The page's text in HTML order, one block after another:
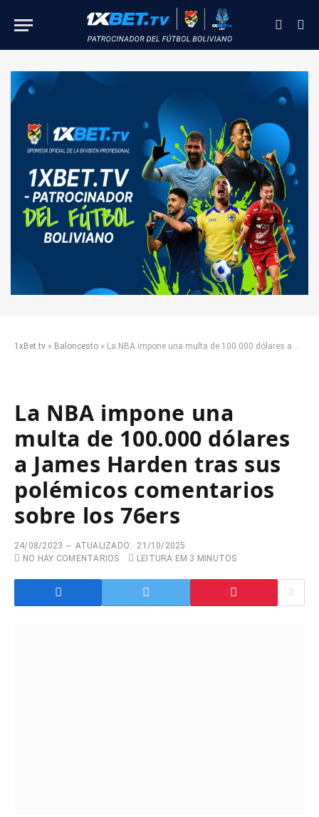
1xBet.tv » Baloncesto » La NBA impone una multa de 100.000 dólares a James Harden tras sus polémicos comentarios sobre los 76ers
La NBA impone una
multa de 100.000 dólares
a James Harden tras sus
polémicos comentarios
sobre los 76ers
24/08/2023 ATUALIZADO:
21/10/2025
NO HAY COMENTARIOS
LEITURA EM 3 MINUTOS